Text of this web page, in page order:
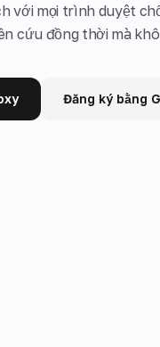
với mọi trình duyệt
cứu đồng thời mà
Đăng ký bằng